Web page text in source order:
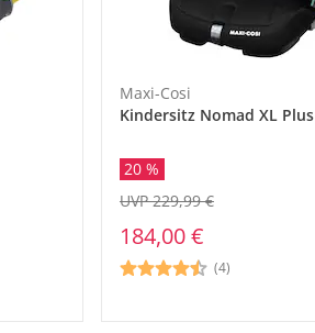
Maxi-Cosi
Kindersitz Nomad XL Plus
20 %
184,00 €
UVP 229,99 €
(4)